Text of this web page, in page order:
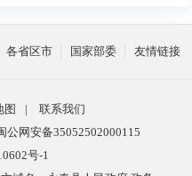
各省区市 国家部委 友情链接
图 |
联系我们
公网安备35052502000115
号-1